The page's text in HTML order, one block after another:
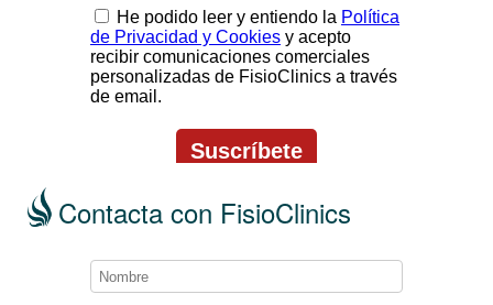
Contacta con FisioClinics